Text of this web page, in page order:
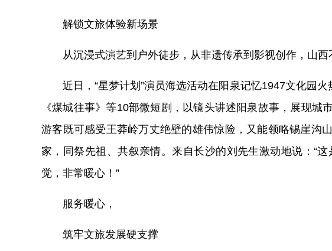
解锁文旅体验新场景
从沉浸式演艺到户外徒步，从非遗传承到影视创作，山
近日，“星梦计划”演员海选活动在阳泉记忆1947文化园
《煤城往事》等10部微短剧，以镜头讲述阳泉故事，展现
游客既可感受王莽岭万丈绝壁的雄伟惊险，又能领略锡崖沟
家，同祭先祖、共叙亲情。来自长沙的刘先生激动地说：“
觉，非常暖心！”
服务暖心，
筑牢文旅发展硬支撑